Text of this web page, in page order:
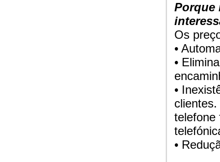
Porque
Os
•
•
•
telefone
•